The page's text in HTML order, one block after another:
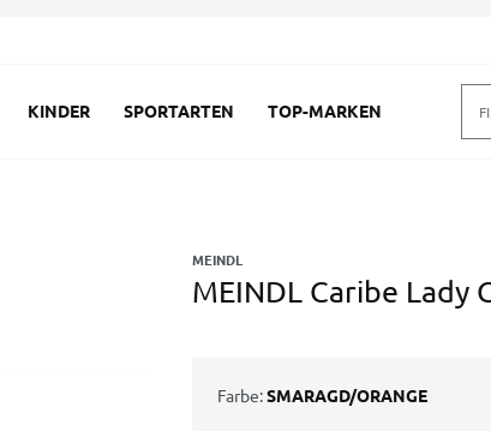
KINDER SPORTARTEN TOP-MARKEN
MEINDL
MEINDL Caribe Lady
Farbe:SMARAGD/ORANGE